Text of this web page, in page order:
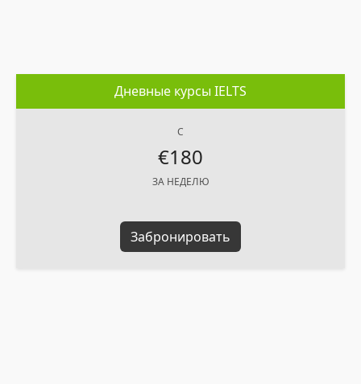
Дневные курсы IELTS
C
€180
ЗА НЕДЕЛЮ
Забронировать